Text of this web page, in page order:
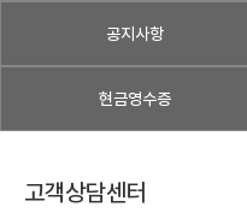
공지사항
현금영수증
고객상담센터